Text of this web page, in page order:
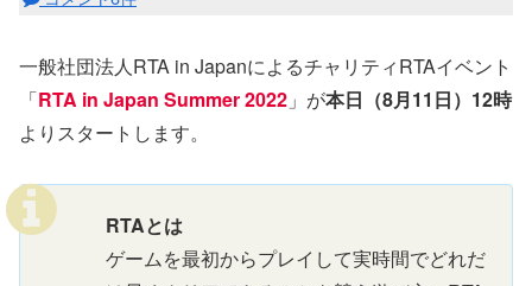
一般社団法人RTA in JapanによるチャリティRTAイベント
「RTA in Japan Summer 2022 」が本日（8月11日）12時
よりスタートします。
RTAとは
ゲームを最初からプレイして実時間でどれだ